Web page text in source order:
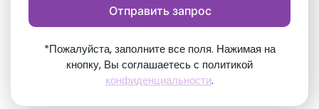
Отправить запрос
*Пожалуйста, заполните все поля. Нажимая на
кнопку, Вы соглашаетесь с политикой
конфиденциальности.